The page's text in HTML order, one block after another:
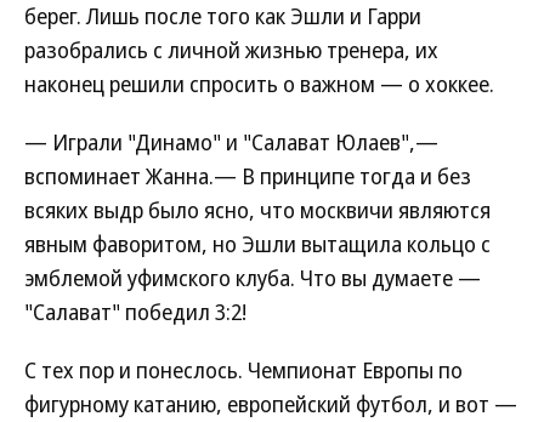
берег. Лишь после того как Эшли и Гарри
разобрались с личной жизнью тренера, их
наконец решили спросить о важном — о хоккее.
— Играли "Динамо" и "Салават Юлаев",—
вспоминает Жанна.— В принципе тогда и без
всяких выдр было ясно, что москвичи являются
явным фаворитом, но Эшли вытащила кольцо с
эмблемой уфимского клуба. Что вы думаете —
"Салават" победил 3:2!
С тех пор и понеслось. Чемпионат Европы по
фигурному катанию, европейский футбол, и вот —